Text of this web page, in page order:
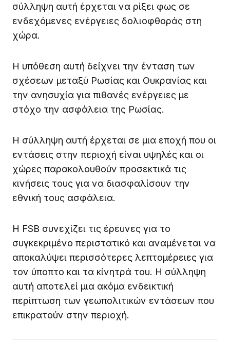
σύλληψη αυτή έρχεται να ρίξει φως σε
ενδεχόμενες ενέργειες δολιοφθοράς στη
χώρα.
Η υπόθεση αυτή δείχνει την ένταση των
σχέσεων μεταξύ Ρωσίας και Ουκρανίας και
την ανησυχία για πιθανές ενέργειες με
στόχο την ασφάλεια της Ρωσίας.
Η σύλληψη αυτή έρχεται σε μια εποχή που οι
εντάσεις στην περιοχή είναι υψηλές και οι
χώρες παρακολουθούν προσεκτικά τις
κινήσεις τους για να διασφαλίσουν την
εθνική τους ασφάλεια.
Η FSB συνεχίζει τις έρευνες για το
συγκεκριμένο περιστατικό και αναμένεται να
αποκαλύψει περισσότερες λεπτομέρειες για
τον ύποπτο και τα κίνητρά του. Η σύλληψη
αυτή αποτελεί μια ακόμα ενδεικτική
περίπτωση των γεωπολιτικών εντάσεων που
επικρατούν στην περιοχή.